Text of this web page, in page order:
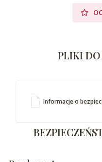
PLIKI DO
Informacje o